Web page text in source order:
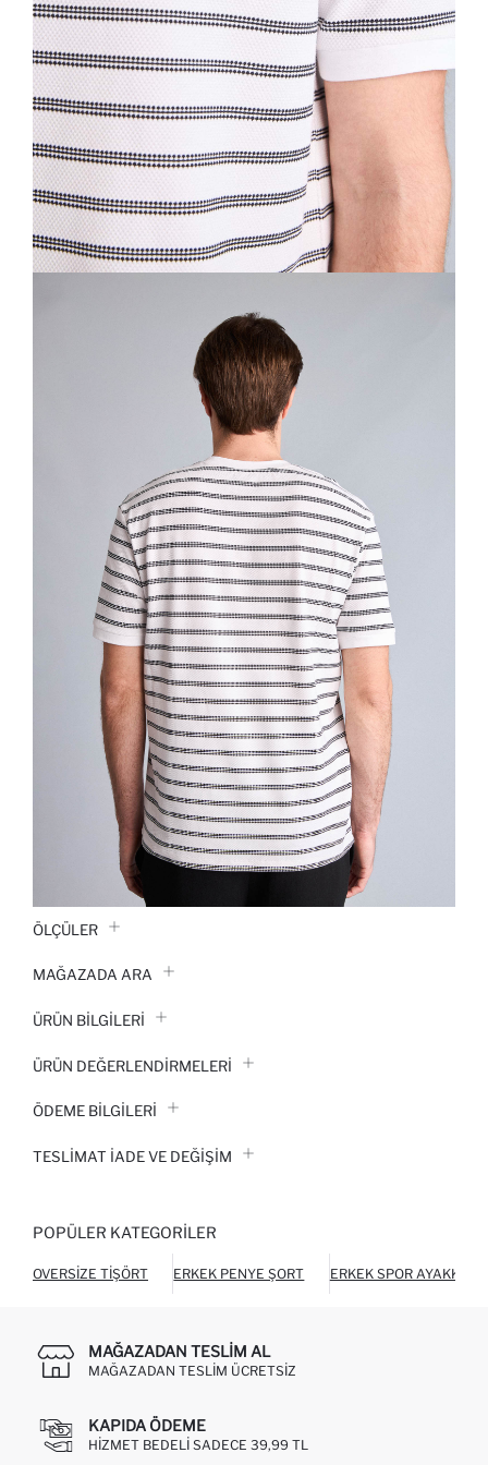
ÖLÇÜLER
MAĞAZADA ARA
ÜRÜN BILGILERI
ÜRÜN DEĞERLENDİRMELERİ
ÖDEME BİLGİLERİ
TESLIMAT İADE VE DEĞIŞIM
POPÜLER KATEGORILER
OVERSIZE TIŞÖRT ERKEK PENYE ŞORT ERKEK SPOR AYAKKABI
MAĞAZADAN TESLIM AL
MAĞAZADAN TESLIM ÜCRETSIZ
KAPIDA ÖDEME
HIZMET BEDELI SADECE 39,99 TL